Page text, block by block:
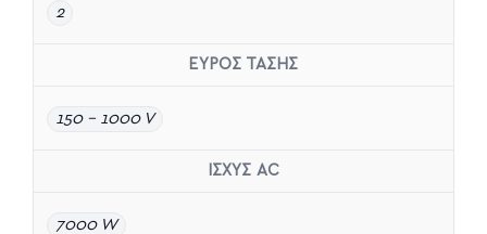
2
ΕΥΡΟΣ ΤΑΣΗΣ
150 – 1000 V
ΙΣΧΥΣ AC
7000 W